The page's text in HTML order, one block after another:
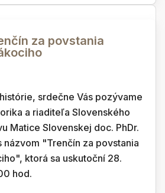
za povstania
srdečne Vás pozývame
a riaditeľa Slovenského
Matice Slovenskej doc. PhDr.
názvom "Trenčín za povstania
ktorá sa uskutoční 28.
hod.